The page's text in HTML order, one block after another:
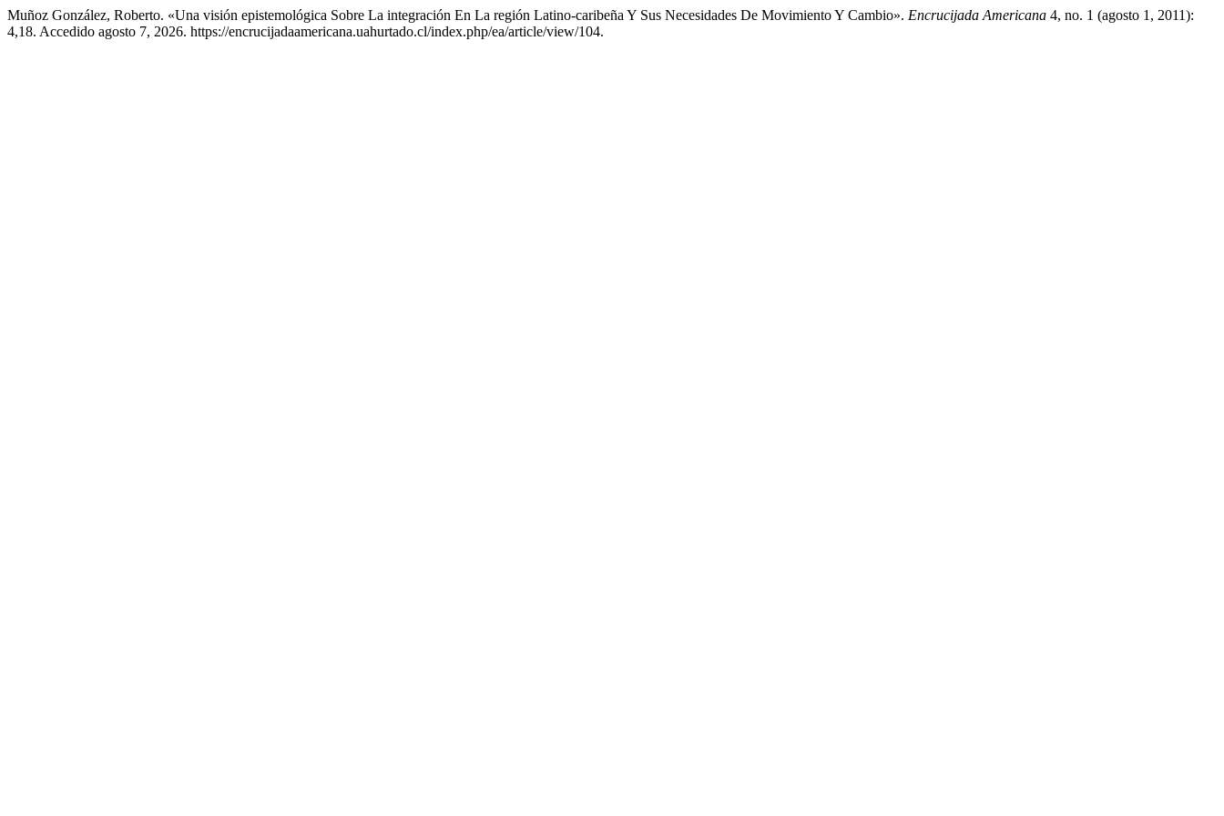
Muñoz González, Roberto. «Una visión epistemológica Sobre La integración En La región Latino-caribeña Y Sus Necesidades De Movimiento Y Cambio». Encrucijada Americana 4, no. 1 (agosto 1, 2011):
4,18. Accedido agosto 7, 2026. https://encrucijadaamericana.uahurtado.cl/index.php/ea/article/view/104.